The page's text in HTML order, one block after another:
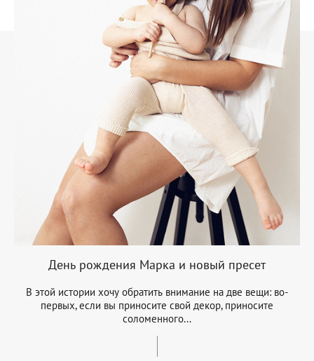
День рождения Марка и новый пресет
В этой истории хочу обратить внимание на две вещи: во-
первых, если вы приносите свой декор, приносите
соломенного...